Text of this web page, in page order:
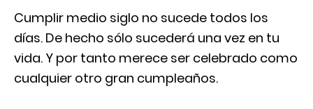
Cumplir medio siglo no sucede todos los
días. De hecho sólo sucederá una vez en tu
vida. Y por tanto merece ser celebrado como
cualquier otro gran cumpleaños.